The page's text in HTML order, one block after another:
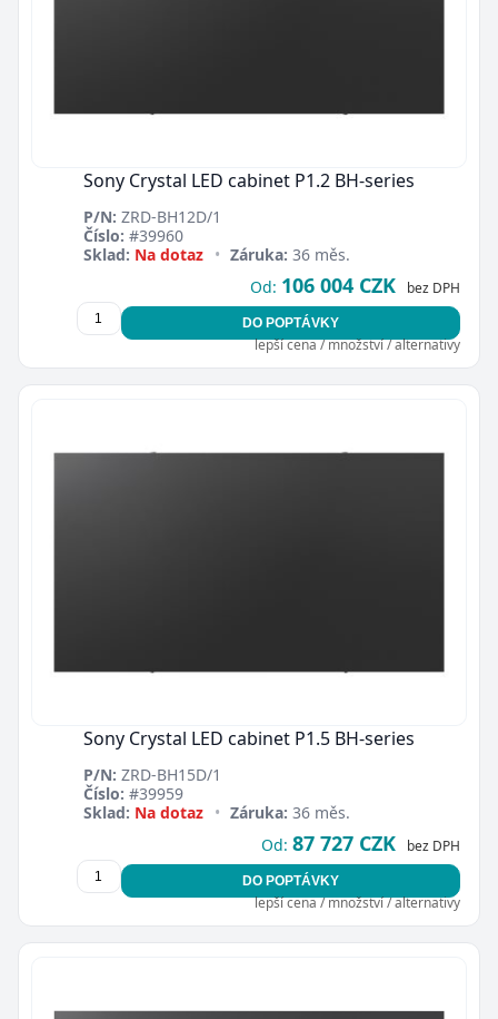
Sony Crystal LED cabinet P1.2 BH-series
P/N: ZRD-BH12D/1
Číslo: #39960
Sklad: Na dotaz • Záruka: 36 měs.
Od: 106 004 CZK bez DPH
DO POPTÁVKY
lepší cena / množství / alternativy
Sony Crystal LED cabinet P1.5 BH-series
P/N: ZRD-BH15D/1
Číslo: #39959
Sklad: Na dotaz • Záruka: 36 měs.
Od: 87 727 CZK bez DPH
DO POPTÁVKY
lepší cena / množství / alternativy